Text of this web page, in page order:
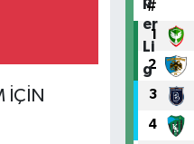
İÇİN
#
1
2
3
4